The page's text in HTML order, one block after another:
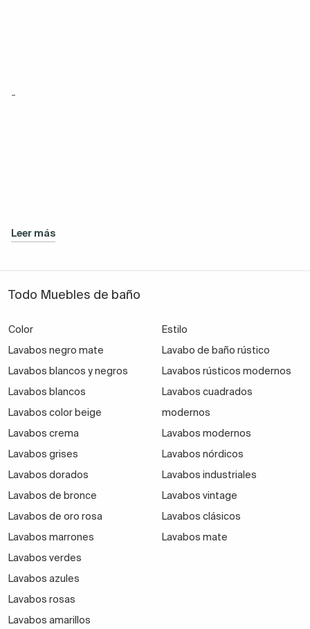
-
Leer más
Todo Muebles de baño
Color
Lavabos negro mate
Lavabos blancos y negros
Lavabos blancos
Lavabos color beige
Lavabos crema
Lavabos grises
Lavabos dorados
Lavabos de bronce
Lavabos de oro rosa
Lavabos marrones
Lavabos verdes
Lavabos azules
Lavabos rosas
Lavabos amarillos
Estilo
Lavabo de baño rústico
Lavabos rústicos modernos
Lavabos cuadrados
modernos
Lavabos modernos
Lavabos nórdicos
Lavabos industriales
Lavabos vintage
Lavabos clásicos
Lavabos mate